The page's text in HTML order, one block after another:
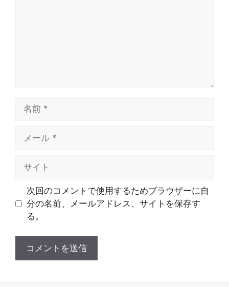
次回のコメントで使用するためブラウザーに自
分の名前、メールアドレス、サイトを保存す
る。